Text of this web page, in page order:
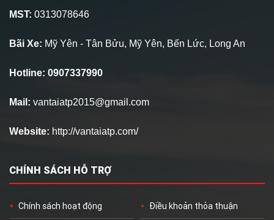
MST: 0313078646
Bãi Xe: Mỹ Yên - Tân Bửu, Mỹ Yên, Bến Lức, Long An
Hotline: 0907337990
Mail: vantaiatp2015@gmail.com
Website: http://vantaiatp.com/
CHÍNH SÁCH HỖ TRỢ
Chính sách hoạt động Điều khoản thỏa thuận